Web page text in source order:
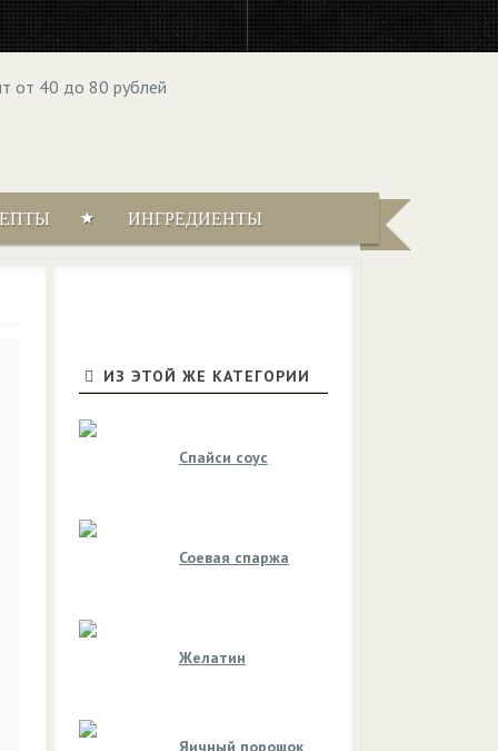
ИНГРЕДИЕНТЫ
ИЗ ЭТОЙ ЖЕ КАТЕГОРИИ
Спайси соус
Соевая спаржа
Желатин
Яичный порошок